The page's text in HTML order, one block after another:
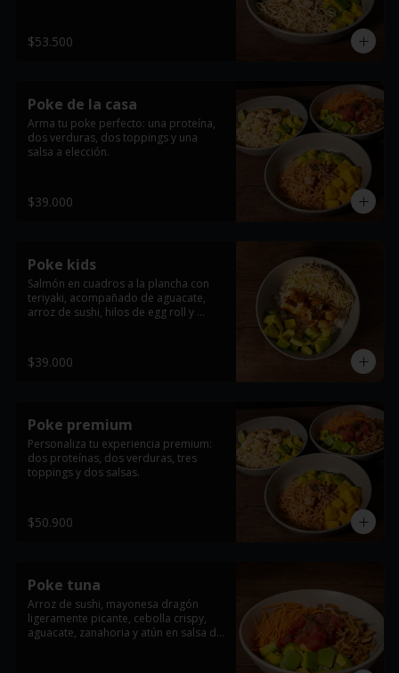
$53.500
Poke de la casa
Arma tu poke perfecto: una proteína,
dos verduras, dos toppings y una
salsa a elección.
$39.000
Poke kids
Salmón en cuadros a la plancha con
teriyaki, acompañado de aguacate,
arroz de sushi, hilos de egg roll y
$39.000
Poke premium
Personaliza tu experiencia premium:
dos proteínas, dos verduras, tres
toppings y dos salsas.
$50.900
Poke tuna
Arroz de sushi, mayonesa dragón
ligeramente picante, cebolla crispy,
aguacate, zanahoria y atún en salsa de